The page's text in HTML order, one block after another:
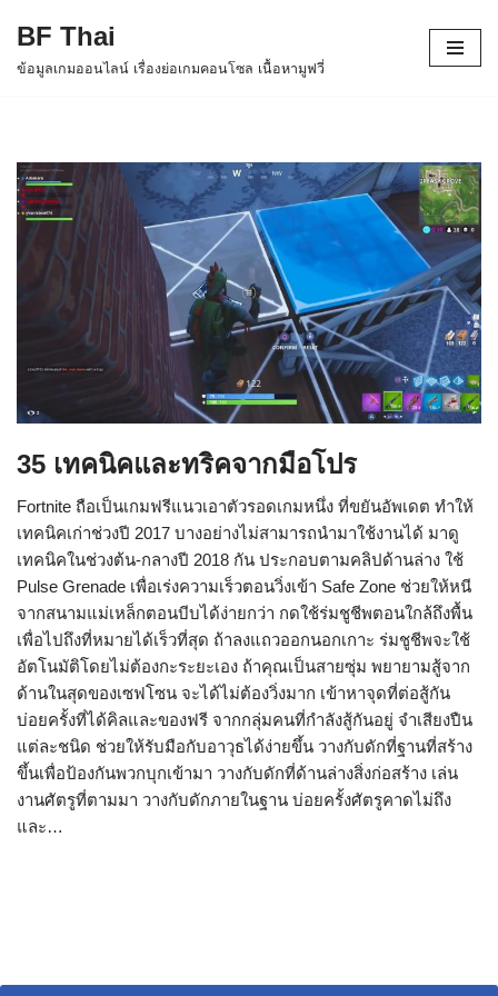
Skip
BF Thai
ข้อมูลเกมออนไลน์ เรื่องย่อเกมคอนโซล เนื้อหามูฟวี่
35 เทคนิคและทริคจากมือโปร
Fortnite ถือเป็นเกมฟรีแนวเอาตัวรอดเกมหนึ่ง ที่ขยันอัพเดต ทำให้
เทคนิคเก่าช่วงปี 2017 บางอย่างไม่สามารถนำมาใช้งานได้ มาดู
เทคนิคในช่วงต้น-กลางปี 2018 กัน ประกอบตามคลิปด้านล่าง ใช้
Pulse Grenade เพื่อเร่งความเร็วตอนวิ่งเข้า Safe Zone ช่วยให้หนี
จากสนามแม่เหล็กตอนบีบได้ง่ายกว่า กดใช้ร่มชูชีพตอนใกล้ถึงพื้น
เพื่อไปถึงที่หมายได้เร็วที่สุด ถ้าลงแถวออกนอกเกาะ ร่มชูชีพจะใช้
อัตโนมัติโดยไม่ต้องกะระยะเอง ถ้าคุณเป็นสายซุ่ม พยายามสู้จาก
ด้านในสุดของเซฟโซน จะได้ไม่ต้องวิ่งมาก เข้าหาจุดที่ต่อสู้กัน
บ่อยครั้งที่ได้คิลและของฟรี จากกลุ่มคนที่กำลังสู้กันอยู่ จำเสียงปืน
แต่ละชนิด ช่วยให้รับมือกับอาวุธได้ง่ายขึ้น วางกับดักที่ฐานที่สร้าง
ขึ้นเพื่อป้องกันพวกบุกเข้ามา วางกับดักที่ด้านล่างสิ่งก่อสร้าง เล่น
งานศัตรูที่ตามมา วางกับดักภายในฐาน บ่อยครั้งศัตรูคาดไม่ถึง
และ…